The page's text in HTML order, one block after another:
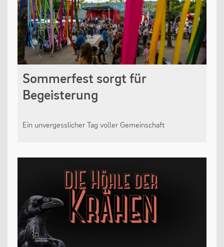
Sommerfest sorgt für
Begeisterung
Ein unvergesslicher Tag voller Gemeinschaft